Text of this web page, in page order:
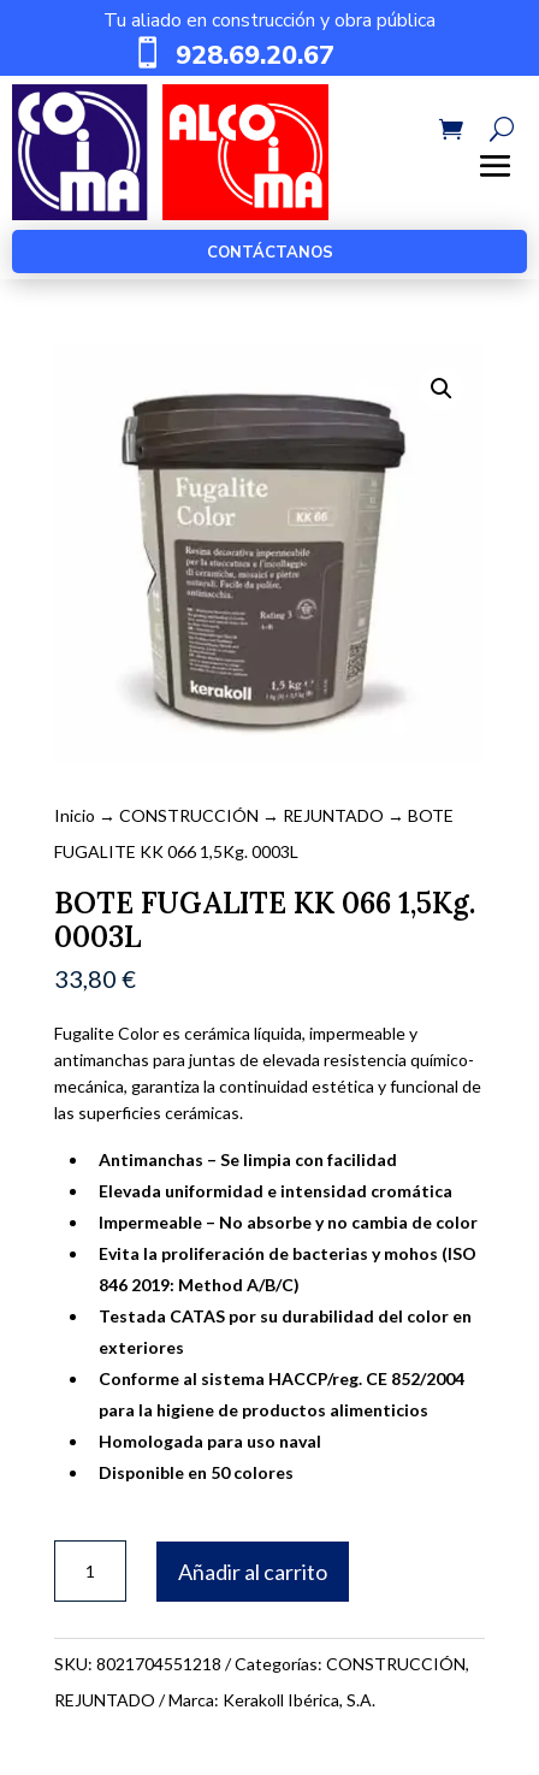
Tu aliado en construcción y obra pública
 928.69.20.67
CONTÁCTANOS
Inicio → CONSTRUCCIÓN → REJUNTADO → BOTE
FUGALITE KK 066 1,5Kg. 0003L
BOTE FUGALITE KK 066 1,5Kg.
0003L
33,80 €
Fugalite Color es cerámica líquida, impermeable y
antimanchas para juntas de elevada resistencia químico-
mecánica, garantiza la continuidad estética y funcional de
las superficies cerámicas.
Antimanchas – Se limpia con facilidad
Elevada uniformidad e intensidad cromática
Impermeable – No absorbe y no cambia de color
Evita la proliferación de bacterias y mohos (ISO
846 2019: Method A/B/C)
Testada CATAS por su durabilidad del color en
exteriores
Conforme al sistema HACCP/reg. CE 852/2004
para la higiene de productos alimenticios
Homologada para uso naval
Disponible en 50 colores
066
1,5Kg.
Añadir al carrito
SKU: 8021704551218 Categorías: CONSTRUCCIÓN,
REJUNTADO
Marca: Kerakoll Ibérica, S.A.